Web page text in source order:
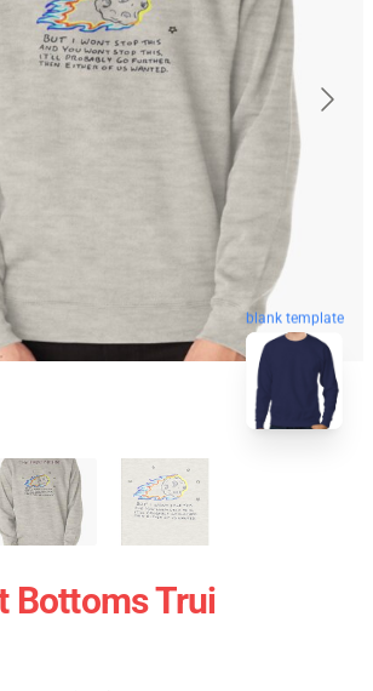
blank template
Bottoms Trui